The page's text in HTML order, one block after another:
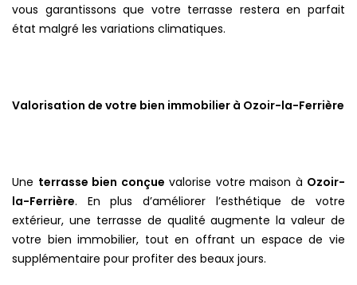
vous garantissons que votre terrasse restera en parfait
état malgré les variations climatiques.
Valorisation de votre bien immobilier à Ozoir-la-Ferrière
Une terrasse bien conçue valorise votre maison à Ozoir-
la-Ferrière. En plus d’améliorer l’esthétique de votre
extérieur, une terrasse de qualité augmente la valeur de
votre bien immobilier, tout en offrant un espace de vie
supplémentaire pour profiter des beaux jours.